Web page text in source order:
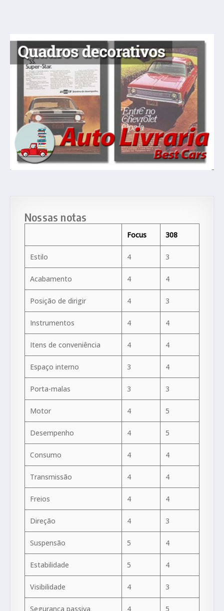
Nossas notas
Focus 308
Estilo 4 3
Acabamento 4 4
Posição de dirigir 4 3
Instrumentos 4 4
Itens de conveniência 4 4
Espaço interno 3 4
Porta-malas 3 3
Motor 4 5
Desempenho 4 5
Consumo 4 4
Transmissão 4 4
Freios 4 4
Direção 4 3
Suspensão 5 4
Estabilidade 5 4
Visibilidade 4 3
Segurança passiva 4 5